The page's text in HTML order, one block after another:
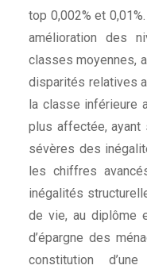
top 0,002% et
amélioration des
classes moyennes,
disparités relatives
la classe inférieure
plus affectée,
sévères des
les chiffres
inégalités
de vie, au diplôme
d’épargne des
constitution